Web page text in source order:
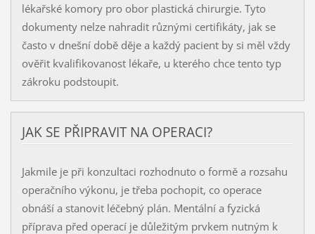
lékařské komory pro obor plastická chirurgie. Tyto
dokumenty nelze nahradit různými certifikáty, jak se
často v dnešní době děje a každý pacient by si měl vždy
ověřit kvalifikovanost lékaře, u kterého chce tento typ
zákroku podstoupit.
JAK SE PŘIPRAVIT NA OPERACI?
Jakmile je při konzultaci rozhodnuto o formě a rozsahu
operačního výkonu, je třeba pochopit, co operace
obnáší a stanovit léčebný plán. Mentální a fyzická
příprava před operací je důležitým prvkem nutným k